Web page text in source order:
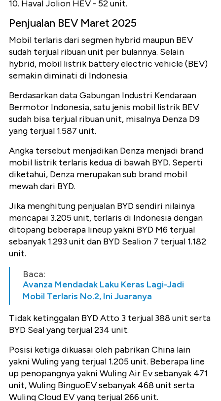
10. Haval Jolion HEV - 52 unit.
Penjualan BEV Maret 2025
Mobil terlaris dari segmen hybrid maupun BEV
sudah terjual ribuan unit per bulannya. Selain
hybrid, mobil listrik battery electric vehicle (BEV)
semakin diminati di Indonesia.
Berdasarkan data Gabungan Industri Kendaraan
Bermotor Indonesia, satu jenis mobil listrik BEV
sudah bisa terjual ribuan unit, misalnya Denza D9
yang terjual 1.587 unit.
Angka tersebut menjadikan Denza menjadi brand
mobil listrik terlaris kedua di bawah BYD. Seperti
diketahui, Denza merupakan sub brand mobil
mewah dari BYD.
Jika menghitung penjualan BYD sendiri nilainya
mencapai 3.205 unit, terlaris di Indonesia dengan
ditopang beberapa lineup yakni BYD M6 terjual
sebanyak 1.293 unit dan BYD Sealion 7 terjual 1.182
unit.
Baca:
Avanza Mendadak Laku Keras Lagi-Jadi
Mobil Terlaris No.2, Ini Juaranya
Tidak ketinggalan BYD Atto 3 terjual 388 unit serta
BYD Seal yang terjual 234 unit.
Posisi ketiga dikuasai oleh pabrikan China lain
yakni Wuling yang terjual 1.205 unit. Beberapa line
up penopangnya yakni Wuling Air Ev sebanyak 471
unit, Wuling BinguoEV sebanyak 468 unit serta
Wuling Cloud EV yang terjual 266 unit.